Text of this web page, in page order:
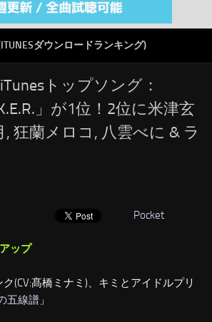
ダウンロードランキング)
トップソング：
」が1位！2位に米津玄
狂蘭メロコ, 八雲べに & ラ
Pocket
ップ
(CV:髙橋ミナミ)、キミとアイドルプリ
五線譜 」